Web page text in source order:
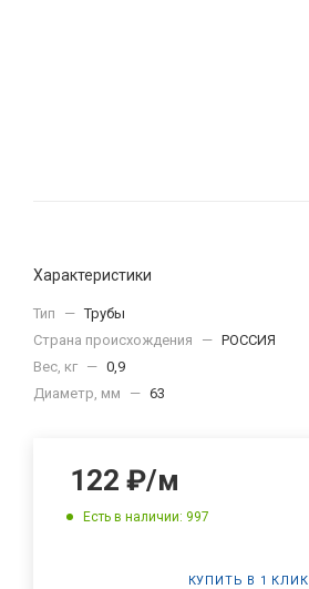
Характеристики
Тип — Трубы
Страна происхождения
— РОССИЯ
Вес, кг — 0,9
Диаметр, мм
— 63
122 ₽/м
Есть в наличии: 997
КУПИТЬ В 1 КЛИК